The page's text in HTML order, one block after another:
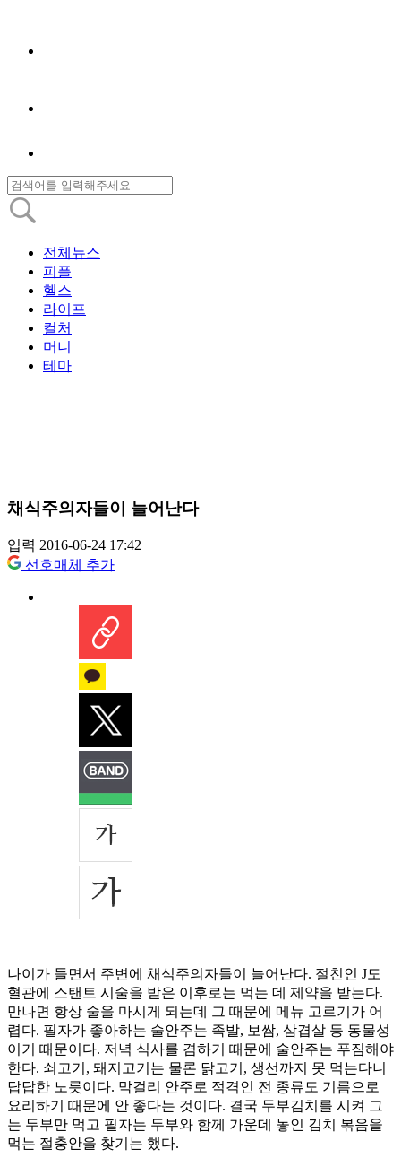
전체뉴스
피플
헬스
라이프
컬처
머니
테마
채식주의자들이 늘어난다
입력 2016-06-24 17:42
선호매체 추가
나이가 들면서 주변에 채식주의자들이 늘어난다. 절친인 J도
혈관에 스탠트 시술을 받은 이후로는 먹는 데 제약을 받는다.
만나면 항상 술을 마시게 되는데 그 때문에 메뉴 고르기가 어
렵다. 필자가 좋아하는 술안주는 족발, 보쌈, 삼겹살 등 동물성
이기 때문이다. 저녁 식사를 겸하기 때문에 술안주는 푸짐해야
한다. 쇠고기, 돼지고기는 물론 닭고기, 생선까지 못 먹는다니
답답한 노릇이다. 막걸리 안주로 적격인 전 종류도 기름으로
요리하기 때문에 안 좋다는 것이다. 결국 두부김치를 시켜 그
는 두부만 먹고 필자는 두부와 함께 가운데 놓인 김치 볶음을
먹는 절충안을 찾기는 했다.